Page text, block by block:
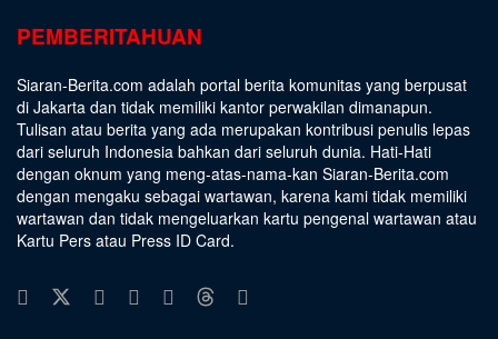
PEMBERITAHUAN
Siaran-Berita.com adalah portal berita komunitas yang berpusat
di Jakarta dan tidak memiliki kantor perwakilan dimanapun.
Tulisan atau berita yang ada merupakan kontribusi penulis lepas
dari seluruh Indonesia bahkan dari seluruh dunia. Hati-Hati
dengan oknum yang meng-atas-nama-kan Siaran-Berita.com
dengan mengaku sebagai wartawan, karena kami tidak memiliki
wartawan dan tidak mengeluarkan kartu pengenal wartawan atau
Kartu Pers atau Press ID Card.